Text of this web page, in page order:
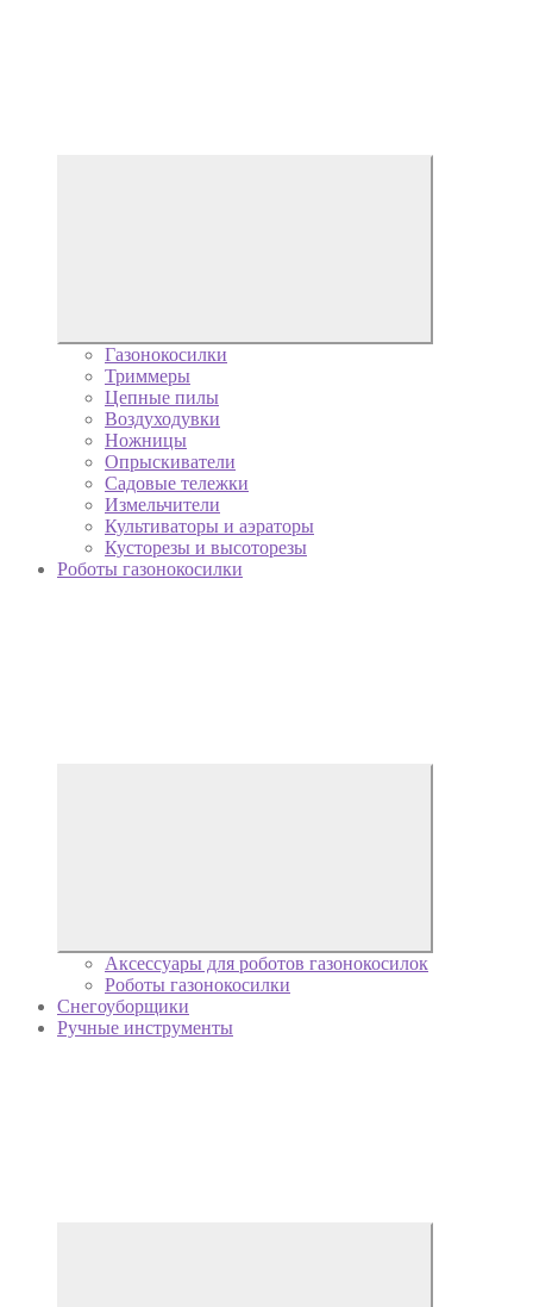
Газонокосилки
Триммеры
Цепные пилы
Воздуходувки
Ножницы
Опрыскиватели
Садовые тележки
Измельчители
Культиваторы и аэраторы
Кусторезы и высоторезы
Роботы газонокосилки
Аксессуары для роботов газонокосилок
Роботы газонокосилки
Снегоуборщики
Ручные инструменты